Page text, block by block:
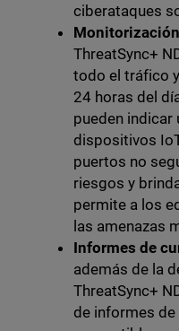
ciberataques
ThreatSync+
todo el tráfico
24 horas del
pueden indicar
dispositivos
puertos no
riesgos y
permite a los
las amenazas
Informes de
además de la
ThreatSync+
de informes